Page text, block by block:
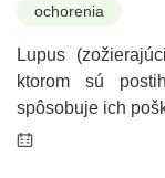
ochorenia
Lupus
ktorom sú
spôsobuje ich